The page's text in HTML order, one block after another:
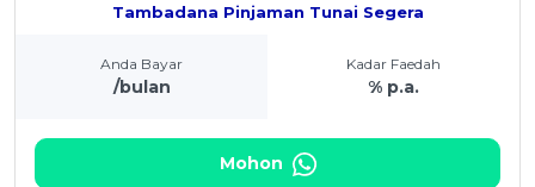
Tambadana Pinjaman Tunai Segera
Anda Bayar
/bulan
Kadar Faedah
% p.a.
Mohon